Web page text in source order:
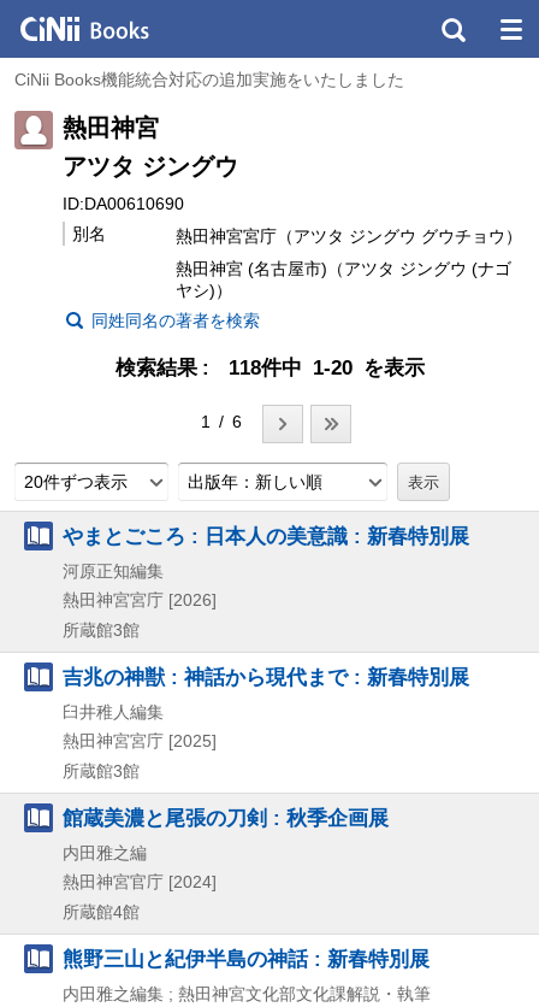
CiNii Books機能統合対応の追加実施をいたしました
熱田神宮
アツタ ジングウ
ID:DA00610690
別名
熱田神宮宮庁（アツタ ジングウ グウチョウ）
熱田神宮 (名古屋市)（アツタ ジングウ (ナゴ
ヤシ)）
同姓同名の著者を検索
検索結果 118件中 1-20 を表示
1 / 6
20件ずつ表示 出版年：新しい順
やまとごころ : 日本人の美意識 : 新春特別展
河原正知編集
熱田神宮宮庁 [2026]
所蔵館3館
吉兆の神獣 : 神話から現代まで : 新春特別展
臼井稚人編集
熱田神宮宮庁 [2025]
所蔵館3館
館蔵美濃と尾張の刀剣 : 秋季企画展
内田雅之編
熱田神宮官庁 [2024]
所蔵館4館
熊野三山と紀伊半島の神話 : 新春特別展
内田雅之編集 ; 熱田神宮文化部文化課解説・執筆